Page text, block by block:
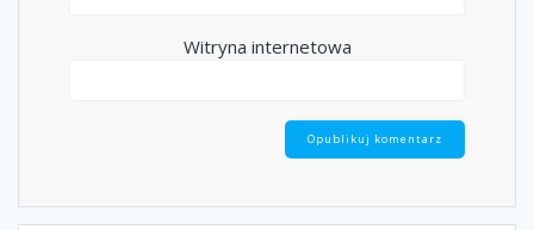
Witryna internetowa